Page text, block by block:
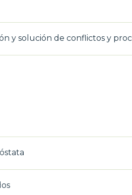
y solución de conflictos y